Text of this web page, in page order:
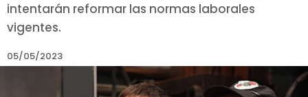
intentarán reformar las normas laborales
vigentes.
05/05/2023